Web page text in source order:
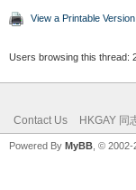
View a Printable Version
Users browsing this thread:
Contact Us HKGAY 同
Powered By MyBB , ©